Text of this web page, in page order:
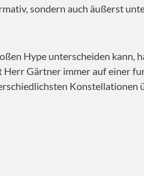
sondern auch äußerst
Hype unterscheiden kann,
Gärtner immer auf einer
Konstellationen